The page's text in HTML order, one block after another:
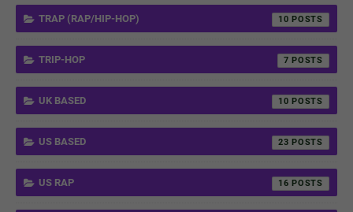
TRAP (RAP/HIP-HOP) 10
TRIP-HOP 7
UK BASED 10
US BASED 23
US RAP 16